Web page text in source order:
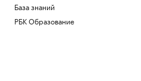
База знаний
РБК Образование